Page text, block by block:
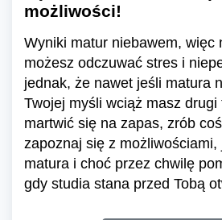
możliwości!
Wyniki matur niebawem, więc
możesz odczuwać stres i
jednak, że nawet jeśli matura
Twojej myśli wciąż masz
martwić się na zapas, zrób
zapoznaj się z
matura i choć przez chwilę
gdy studia stana przed Tobą